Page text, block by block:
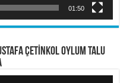
01:50
ÇETİNKOL OYLUM TALU